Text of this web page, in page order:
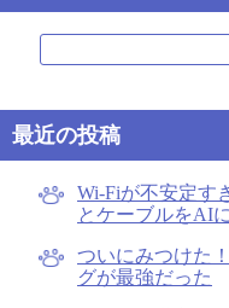
最近の投稿
Wi-Fiが不安定す
とケーブルをAI
ついにみつけた
グが最強だった